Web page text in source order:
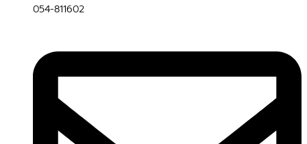
054-811602